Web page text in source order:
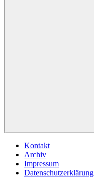
Kontakt
Archiv
Impressum
Datenschutzerklärung